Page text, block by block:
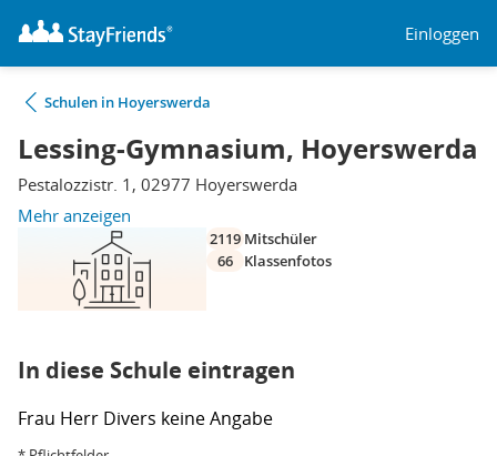
Einloggen
Schulen in Hoyerswerda
Lessing-Gymnasium, Hoyerswerda
Pestalozzistr. 1, 02977 Hoyerswerda
Mehr anzeigen
2119 Mitschüler
66
Klassenfotos
In diese Schule eintragen
Frau Herr Divers keine Angabe